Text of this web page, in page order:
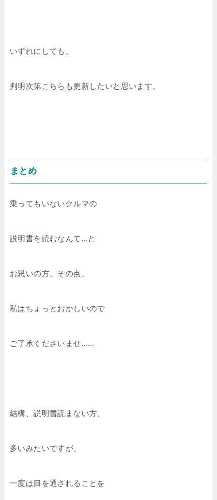
いずれにしても、
判明次第こちらも更新したいと思います。
まとめ
乗ってもいないクルマの
説明書を読むなんて…と
お思いの方、その点、
私はちょっとおかしいので
ご了承くださいませ……
結構、説明書読まない方、
多いみたいですが、
一度は目を通されることを